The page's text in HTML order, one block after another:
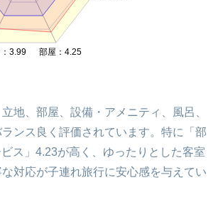
部屋：4.25
ィ：3.99
地、部屋、設備・アメニティ、風呂、
ンス良く評価されています。特に「部
ビス」4.23が高く、ゆったりとした客室
対応が子連れ旅行に安心感を与えてい